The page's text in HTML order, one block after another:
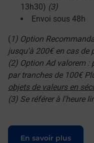
13h30) (3)
Envoi sous 48h
( 1) Option
jusqu'à 200€ en cas de
(2) Option Ad valorem :
par tranches de 100€
objets de valeurs en
(3) Se référer à l'heure
En savoir plus
Le lien s'ouvre dans